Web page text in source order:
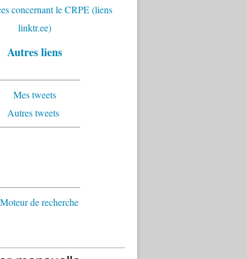
Autres liens
Mes tweets
Autres tweets